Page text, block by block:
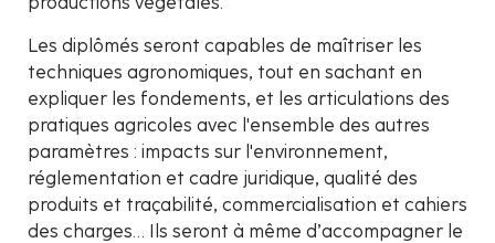
Les diplômés seront capables de maîtriser les
techniques agronomiques, tout en sachant en
expliquer les fondements, et les articulations des
pratiques agricoles avec l'ensemble des autres
paramètres : impacts sur l'environnement,
réglementation et cadre juridique, qualité des
produits et traçabilité, commercialisation et cahiers
des charges… Ils seront à même d’accompagner le